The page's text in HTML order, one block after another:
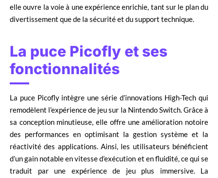
elle ouvre la voie à une expérience enrichie, tant sur le plan du
divertissement que de la sécurité et du support technique.
La puce Picofly et ses
fonctionnalités
La puce Picofly intègre une série d’innovations High-Tech qui
remodèlent l’expérience de jeu sur la Nintendo Switch. Grâce à
sa conception minutieuse, elle offre une amélioration notoire
des performances en optimisant la gestion système et la
réactivité des applications. Ainsi, les utilisateurs bénéficient
d’un gain notable en vitesse d’exécution et en fluidité, ce qui se
traduit par une expérience de jeu plus immersive. La